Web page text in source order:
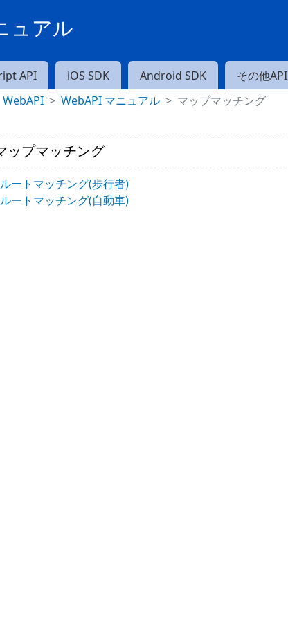
ュアル
API iOS SDK Android SDK その他API
WebAPI WebAPI マニュアル マップマッチング
ップマッチング
ルートマッチング(歩行者)
ルートマッチング(自動車)